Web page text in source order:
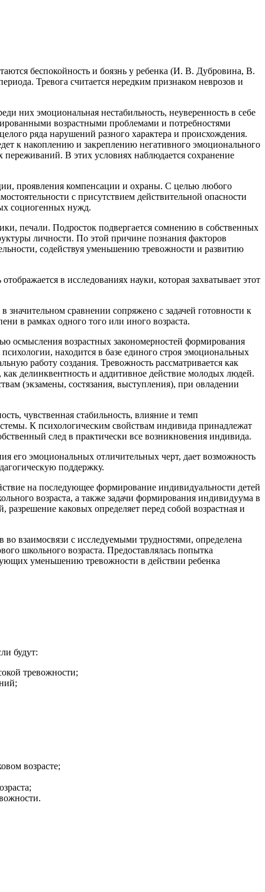
беспокойность и боязнь у ребенка (И. В. Дубровина, В.
Тревога считается нередким признаком неврозов и
них эмоциональная нестабильность, неуверенность в себе
возрастными проблемами и потребностями
ряда нарушений разного характера и происхождения.
к накоплению и закреплению негативного эмоционального
В этих условиях наблюдается сохранение
проявления компенсации и охраны. С целью любого
с присутствием действительной опасности
социогенных нужд.
печали. Подросток подвергается сомнению в собственных
личности. По этой причине познания факторов
содействуя уменьшению тревожности и развитию
в исследованиях науки, которая захватывает этот
сравнении сопряжено с задачей готовности к
в рамках одного того или иного возраста.
осмысления возрастных закономерностей формирования
находится в базе единого строя эмоциональных
работу создания. Тревожность рассматривается как
делинквентность и аддитивное действие молодых людей.
(экзамены, состязания, выступления), при овладении
чувственная стабильность, влияние и темп
К психологическим свойствам индивида принадлежат
след в практически все возникновения индивида.
его эмоциональных отличительных черт, дает возможность
поддержку.
на последующее формирование индивидуальности детей
возраста, а также задачи формирования индивидуума в
каковых определяет перед собой возрастная и
взаимосвязи с исследуемыми трудностями, определена
школьного возраста. Предоставлялась попытка
уменьшению тревожности в действии ребенка
будут:
тревожности;
возрасте;